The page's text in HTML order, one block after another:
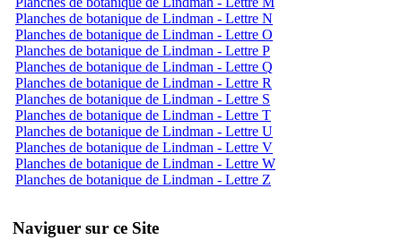
Planches de botanique de Lindman - Lettre N
Planches de botanique de Lindman - Lettre O
Planches de botanique de Lindman - Lettre P
Planches de botanique de Lindman - Lettre Q
Planches de botanique de Lindman - Lettre R
Planches de botanique de Lindman - Lettre S
Planches de botanique de Lindman - Lettre T
Planches de botanique de Lindman - Lettre U
Planches de botanique de Lindman - Lettre V
Planches de botanique de Lindman - Lettre W
Planches de botanique de Lindman - Lettre Z
Naviguer sur ce Site